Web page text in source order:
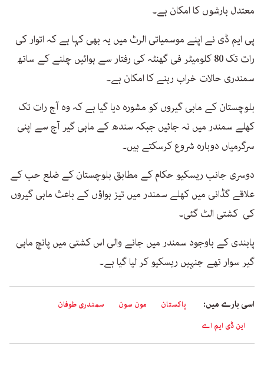
معتدل بارشوں کا امکان ہے۔
پی ایم ڈی نے اپنے موسمیاتی الرٹ میں یہ بھی کہا ہے کہ اتوار کی
رات تک 80 کلومیٹر فی گھنٹہ کی رفتار سے ہوائیں چلنے کے ساتھ
سمندری حالات خراب رہنے کا امکان ہے۔
بلوچستان کے ماہی گیروں کو مشورہ دیا گیا ہے کہ وہ آج رات تک
کھلے سمندر میں نہ جائیں جبکہ سندھ کے ماہی گیر آج سے اپنی
سرگرمیاں دوبارہ شروع کرسکتے ہیں۔
دوسری جانب ریسکیو حکام کے مطابق بلوچستان کے ضلع حب کے
علاقے گڈانی میں کھلے سمندر میں تیز ہواؤں کے باعث ماہی گیروں
کی کشتی الٹ گئی۔
پابندی کے باوجود سمندر میں جانے والی اس کشتی میں پانچ ماہی
گیر سوار تھے جنہیں ریسکیو کر لیا گیا ہے۔
اسی بارے میں: پاکستان مون سون
سمندری طوفان
این ڈی ایم اے